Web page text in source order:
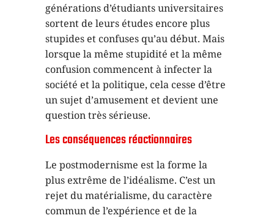
générations d’étudiants universitaires
sortent de leurs études encore plus
stupides et confuses qu’au début. Mais
lorsque la même stupidité et la même
confusion commencent à infecter la
société et la politique, cela cesse d’être
un sujet d’amusement et devient une
question très sérieuse.
Les conséquences réactionnaires
Le postmodernisme est la forme la
plus extrême de l’idéalisme. C’est un
rejet du matérialisme, du caractère
commun de l’expérience et de la